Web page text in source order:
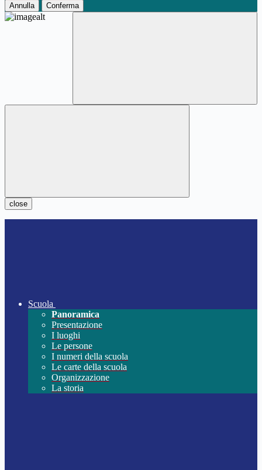
Annulla Conferma
close
Scuola
Panoramica
Presentazione
I luoghi
Le persone
I numeri della scuola
Le carte della scuola
Organizzazione
La storia